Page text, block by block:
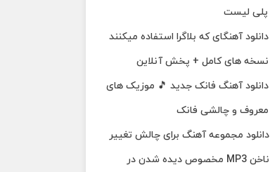
پلی لیست
دانلود آهنگای که بلاگرا استفاده میکنند
نسخه های کامل + پخش آنلاین
دانلود آهنگ فانک جدید 🎵 موزیک‌ های
معروف و چالشی فانک
دانلود مجموعه آهنگ برای چالش تغییر
ناخن MP3 مخصوص دیده شدن در